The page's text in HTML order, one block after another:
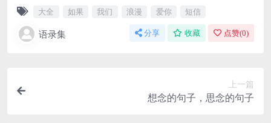
大全 如果 我们 浪漫 爱你 短信
语录集 分享 收藏 点赞(0)
上一篇
想念的句子，思念的句子